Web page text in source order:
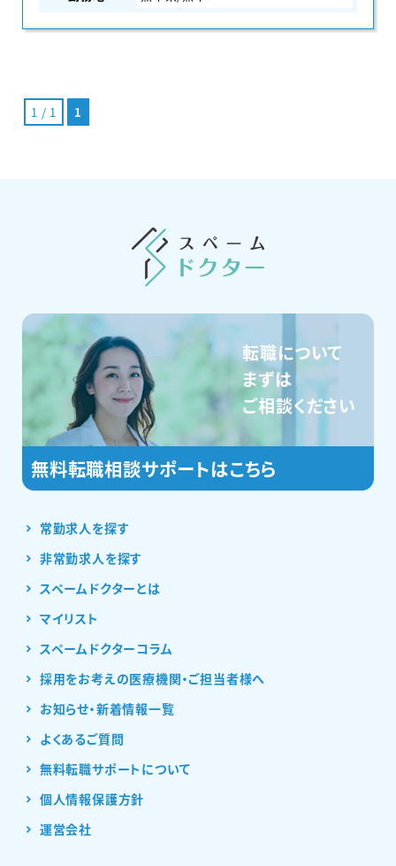
1 / 1 1
常勤求人を探す
非常勤求人を探す
スペームドクターとは
マイリスト
スペームドクターコラム
採用をお考えの医療機関・ご担当者様へ
お知らせ・新着情報一覧
よくあるご質問
無料転職サポートについて
個人情報保護方針
運営会社
転職について
まずは
ご相談ください